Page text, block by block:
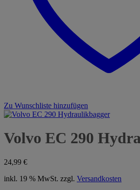
Zu Wunschliste hinzufügen
Volvo EC 290
24,99 €
inkl. 19 % MwSt. zzgl. Versandkosten